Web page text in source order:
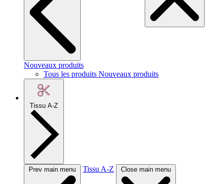
Nouveaux produits
Tous les produits Nouveaux produits
Tissu A-Z
Prev main menu Tissu A-Z Close main menu